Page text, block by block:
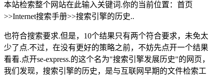
本站检索整个网站在此输入关键词.你的当前位置：首页
>>Internet搜索手册>>搜索引擎的历史..
也符合搜索要求.但是，10个结果只有两个符合要求，未免太
少了点.不过，在没有更好的策略之前，不妨先点开一个结果
看看.点开se-express.的这个名为"搜索引擎发展历史"的网页，
我们发现，搜索引擎的历史，是与互联网早期的文件检索工